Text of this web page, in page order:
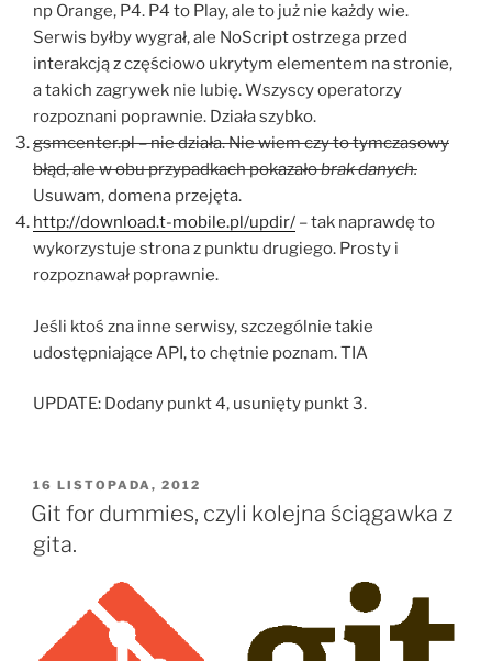
np Orange, P4. P4 to Play, ale to już nie każdy wie.
Serwis byłby wygrał, ale NoScript ostrzega przed
interakcją z częściowo ukrytym elementem na stronie,
a takich zagrywek nie lubię. Wszyscy operatorzy
rozpoznani poprawnie. Działa szybko.
gsmcenter.pl – nie działa. Nie wiem czy to tymczasowy
błąd, ale w obu przypadkach pokazałobrak danych.
Usuwam, domena przejęta.
http://download.t-mobile.pl/updir/ – tak naprawdę to
wykorzystuje strona z punktu drugiego. Prosty i
rozpoznawał poprawnie.
Jeśli ktoś zna inne serwisy, szczególnie takie
udostępniające API, to chętnie poznam. TIA
UPDATE: Dodany punkt 4, usunięty punkt 3.
OPUBLIKOWANE
W
16 LISTOPADA, 2012
Git for dummies, czyli kolejna ściągawka z
gita.